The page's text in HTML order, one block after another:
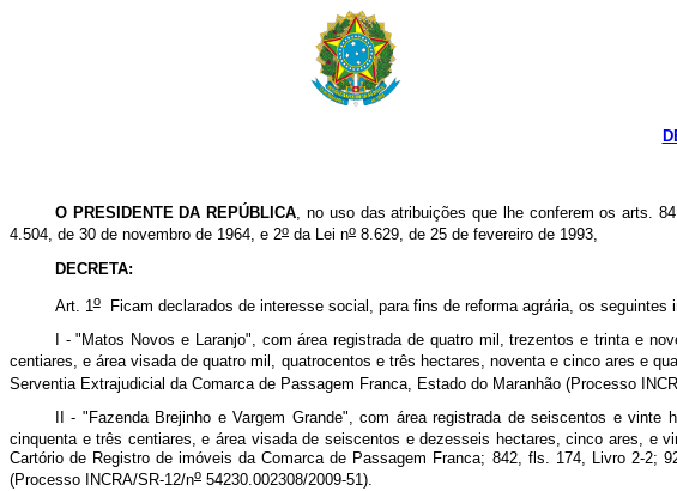
O PRESIDENTE DA REPÚBLICA, no uso das atribuições que lhe conferem os arts.
4.504, de 30 de novembro de 1964, e 2o da Lei no 8.629, de 25 de fevereiro de 1993,
DECRETA:
Art. 1oFicam declarados de interesse social, para fins de reforma agrária, os seguintes
I - "Matos Novos e Laranjo", com área registrada de quatro mil, trezentos e trinta e
centiares, e área visada de quatro mil, quatrocentos e três hectares, noventa e cinco ares e
Serventia Extrajudicial da Comarca de Passagem Franca, Estado do Maranhão (Processo
II - "Fazenda Brejinho e Vargem Grande", com área registrada de seiscentos e
cinquenta e três centiares, e área visada de seiscentos e dezesseis hectares, cinco ares, e
Cartório de Registro de imóveis da Comarca de Passagem Franca; 842, fls. 174, Livro 2-
(Processo INCRA/SR-12/no 54230.002308/2009-51).